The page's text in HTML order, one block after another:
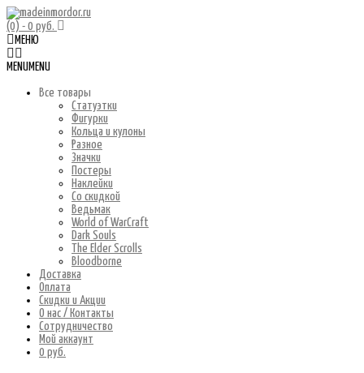
(0) - 0 руб.
МЕНЮ
MENU MENU
Все товары
Статуэтки
Фигурки
Кольца и кулоны
Разное
Значки
Постеры
Наклейки
Со скидкой
Ведьмак
World of WarCraft
Dark Souls
The Elder Scrolls
Bloodborne
Доставка
Оплата
Скидки и Акции
О нас / Контакты
Сотрудничество
Мой аккаунт
0 руб.